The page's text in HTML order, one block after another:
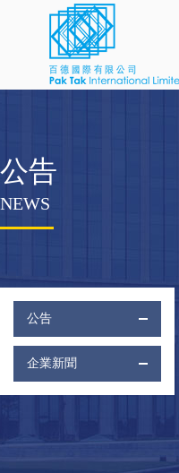
公告
NEWS
公告
企業新聞